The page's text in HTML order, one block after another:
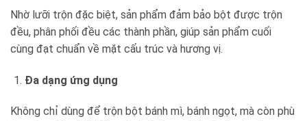
Nhờ lưỡi trộn đặc biệt, sản phẩm đảm bảo bột được trộn
đều, phân phối đều các thành phần, giúp sản phẩm cuối
cùng đạt chuẩn về mặt cấu trúc và hương vị.
Đa dạng ứng dụng
Không chỉ dùng để trộn bột bánh mì, bánh ngọt, mà còn phù